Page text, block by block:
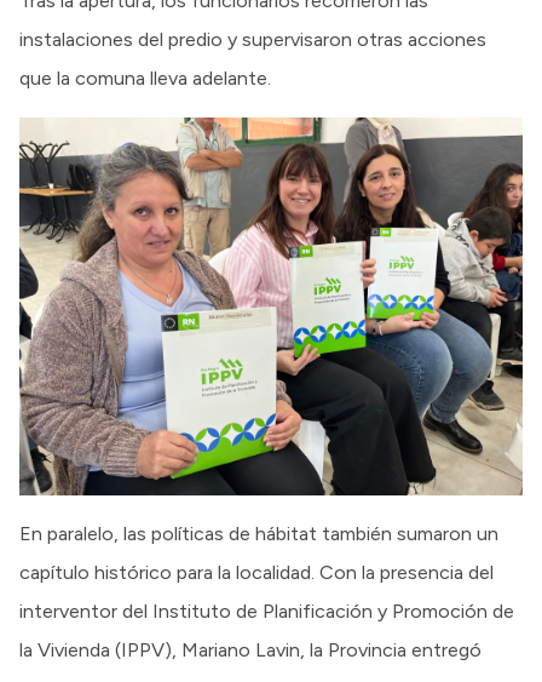
instalaciones del predio y supervisaron otras acciones
que la comuna lleva adelante.
En paralelo, las políticas de hábitat también sumaron un
capítulo histórico para la localidad. Con la presencia del
interventor del Instituto de Planificación y Promoción de
la Vivienda (IPPV), Mariano Lavin, la Provincia entregó